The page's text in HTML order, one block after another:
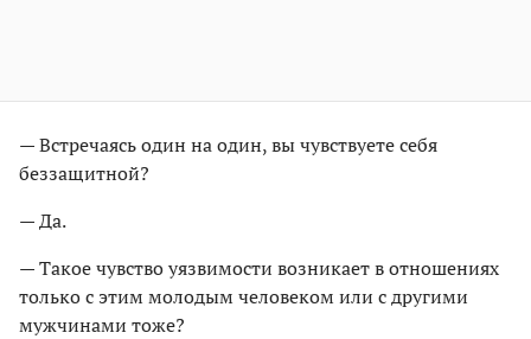
— Встречаясь один на один, вы чувствуете себя
беззащитной?
— Да.
— Такое чувство уязвимости возникает в отношениях
только с этим молодым человеком или с другими
мужчинами тоже?